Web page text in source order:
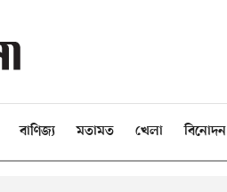
বাণিজ্য মতামত খেলা বিনোদন